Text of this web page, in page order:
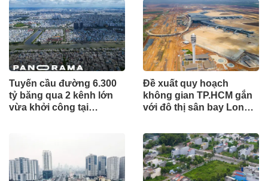
Tuyến cầu đường 6.300
tỷ băng qua 2 kênh lớn
vừa khởi công tại
Đề xuất quy hoạch
không gian TP.HCM gắn
với đô thị sân bay Long